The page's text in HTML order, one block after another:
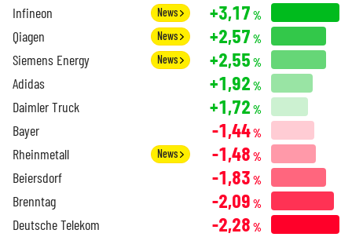
Infineon News +3,17 %
Qiagen News +2,57 %
Siemens Energy News +2,55 %
Adidas +1,92 %
Daimler Truck +1,72 %
Bayer -1,44%
Rheinmetall News -1,48 %
Beiersdorf -1,83 %
Brenntag -2,09 %
Deutsche Telekom -2,28 %